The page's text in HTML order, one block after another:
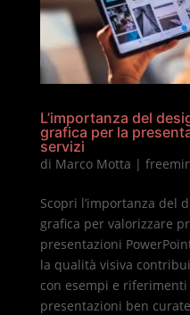
L’importanza del
grafica per la
servizi
di Marco Motta |
Scopri l’importanza del
grafica per valorizzare
presentazioni
la qualità visiva
con esempi e
presentazioni ben